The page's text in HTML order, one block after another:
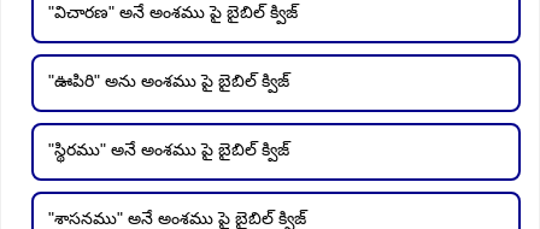
"విచారణ" అనే అంశము పై బైబిల్ క్విజ్
"ఊపిరి" అను అంశము పై బైబిల్ క్విజ్
"స్థిరము" అనే అంశము పై బైబిల్ క్విజ్
"శాసనము" అనే అంశము పై బైబిల్ క్విజ్